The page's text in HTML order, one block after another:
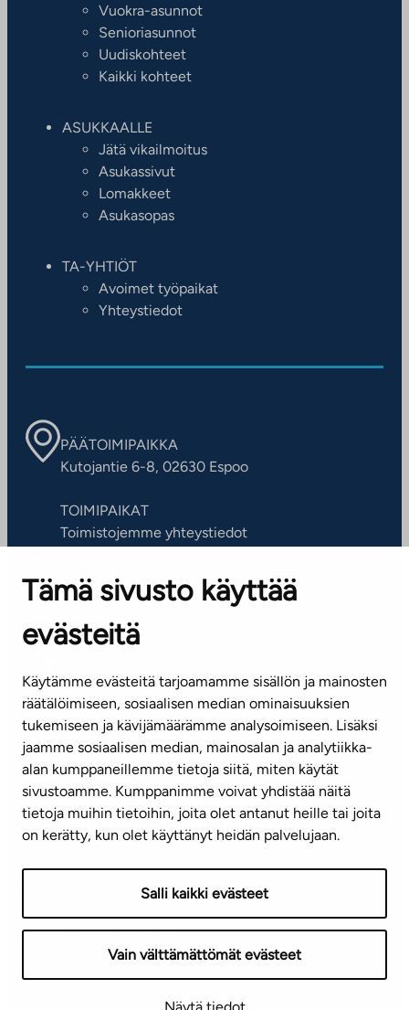
Tämä sivusto käyttää
evästeitä
Käytämme evästeitä tarjoamamme sisällön ja mainosten
räätälöimiseen, sosiaalisen median ominaisuuksien
tukemiseen ja kävijämäärämme analysoimiseen. Lisäksi
jaamme sosiaalisen median, mainosalan ja analytiikka-
alan kumppaneillemme tietoja siitä, miten käytät
sivustoamme. Kumppanimme voivat yhdistää näitä
tietoja muihin tietoihin, joita olet antanut heille tai joita
on kerätty, kun olet käyttänyt heidän palvelujaan.
Salli kaikki evästeet
Vain välttämättömät evästeet
Vuokra-asunnot
Senioriasunnot
Uudiskohteet
Kaikki kohteet
ASUKKAALLE
Jätä vikailmoitus
Asukassivut
Lomakkeet
Asukasopas
TA-YHTIÖT
Avoimet työpaikat
Yhteystiedot
PÄÄTOIMIPAIKKA
Kutojantie 6-8, 02630 Espoo
TOIMIPAIKAT
Toimistojemme yhteystiedot
ASIAKASPALVELUKESKUS
Puh. 045 7734 3777
(arkisin klo 8-16)
info@ta.fi
Tilaa uutiskirje
Mediapankki
TietosuojaselosteSaavutettavuusseloste